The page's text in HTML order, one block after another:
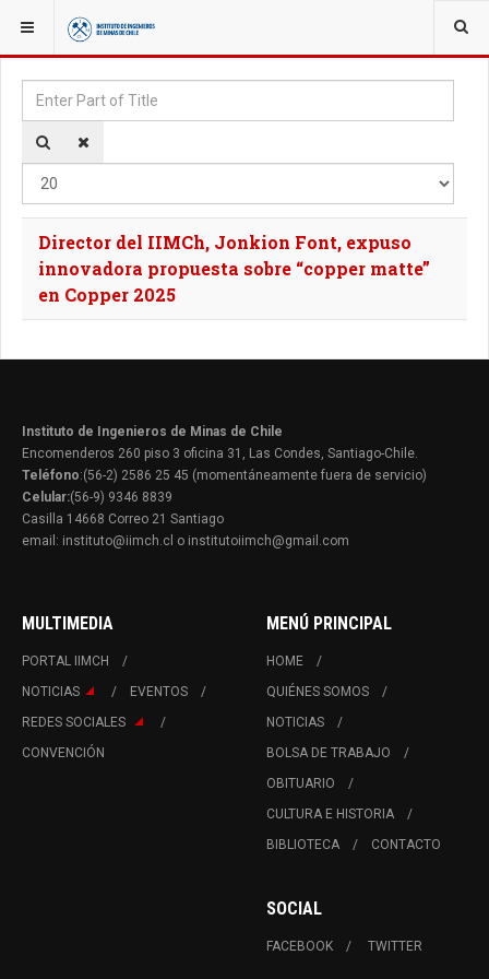
YOU ARE HERE: TAGS
Enter Part of Title
Director del IIMCh, Jonkion Font, expuso
innovadora propuesta sobre “copper matte”
en Copper 2025
Instituto de Ingenieros de Minas de Chile
Encomenderos 260 piso 3 oficina 31, Las Condes, Santiago-Chile.
Teléfono:(56-2) 2586 25 45 (momentáneamente fuera de servicio)
Celular:(56-9) 9346 8839
Casilla 14668 Correo 21 Santiago
email: instituto@iimch.cl o institutoiimch@gmail.com
MULTIMEDIA
PORTAL IIMCH
NOTICIAS
EVENTOS
REDES SOCIALES
CONVENCIÓN
MENÚ PRINCIPAL
HOME
QUIÉNES SOMOS
NOTICIAS
BOLSA DE TRABAJO
OBITUARIO
CULTURA E HISTORIA
BIBLIOTECA
CONTACTO
SOCIAL
FACEBOOK TWITTER